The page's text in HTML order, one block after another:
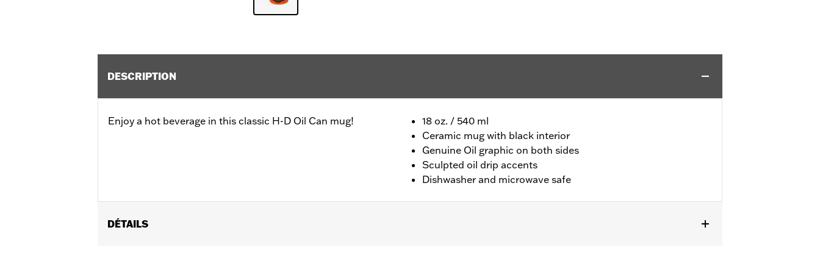
DESCRIPTION
Enjoy a hot beverage in this classic H-D Oil Can mug!
18 oz. / 540 ml
Ceramic mug with black interior
Genuine Oil graphic on both sides
Sculpted oil drip accents
Dishwasher and microwave safe
DÉTAILS